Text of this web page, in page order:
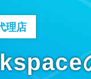
移行支援
理店